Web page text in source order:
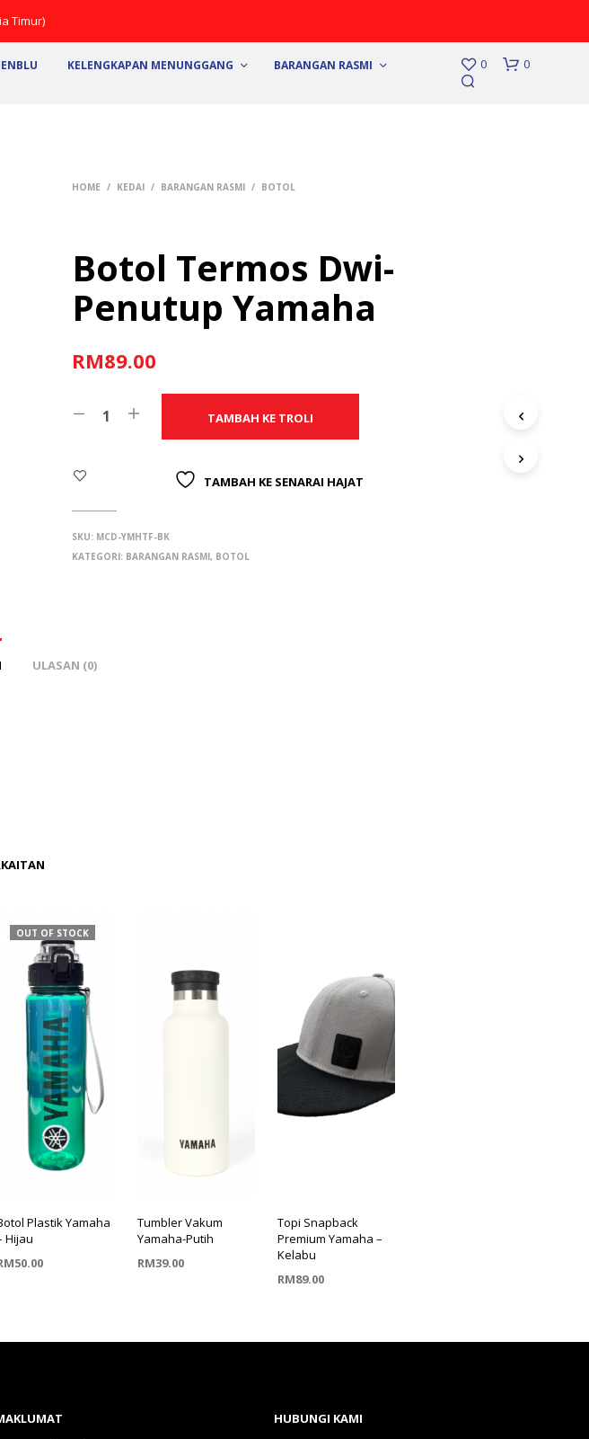
Timur)
KELENGKAPAN MENUNGGANG
BARANGAN RASMI
0 0
HOME / KEDAI / BARANGAN RASMI / BOTOL
Botol Termos Dwi-
Penutup Yamaha
RM89.00
TAMBAH KE TROLI
TAMBAH KE SENARAI HAJAT
SKU: MCD-YMHTF-BK
KATEGORI: BARANGAN RASMI, BOTOL
ULASAN (0)
OUT OF STOCK
Plastik Yamaha
Hijau
50.00
Tumbler Vakum
Yamaha-Putih
RM39.00
Topi Snapback
Premium Yamaha –
Kelabu
RM89.00
HUBUNGI KAMI